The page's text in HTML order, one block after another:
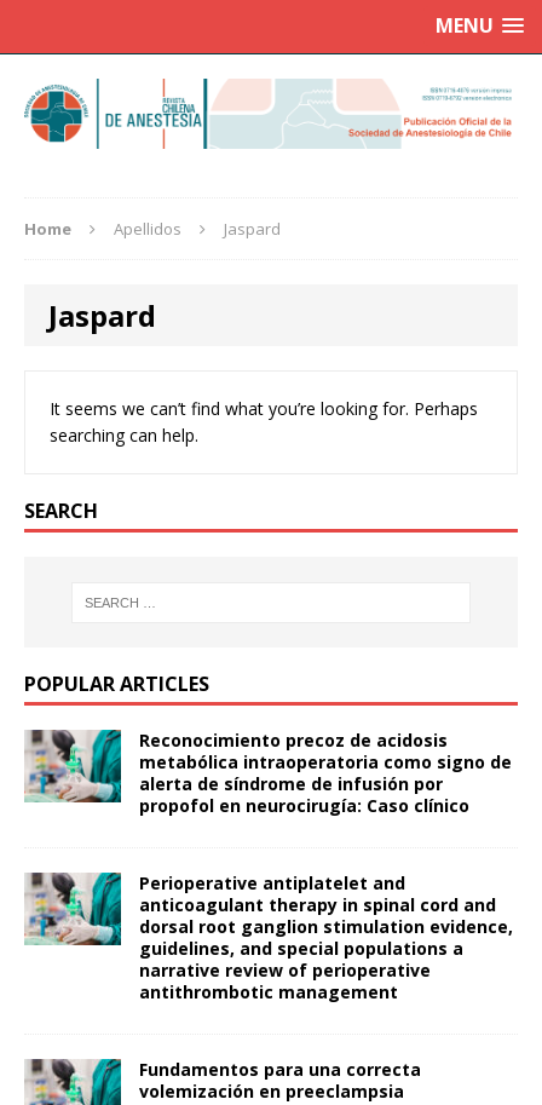
MENU
Home Apellidos Jaspard
Jaspard
It seems we can’t find what you’re looking for. Perhaps
searching can help.
SEARCH
POPULAR ARTICLES
Reconocimiento precoz de acidosis
metabólica intraoperatoria como signo de
alerta de síndrome de infusión por
propofol en neurocirugía: Caso clínico
Perioperative antiplatelet and
anticoagulant therapy in spinal cord and
dorsal root ganglion stimulation evidence,
guidelines, and special populations a
narrative review of perioperative
antithrombotic management
Fundamentos para una correcta
volemización en preeclampsia